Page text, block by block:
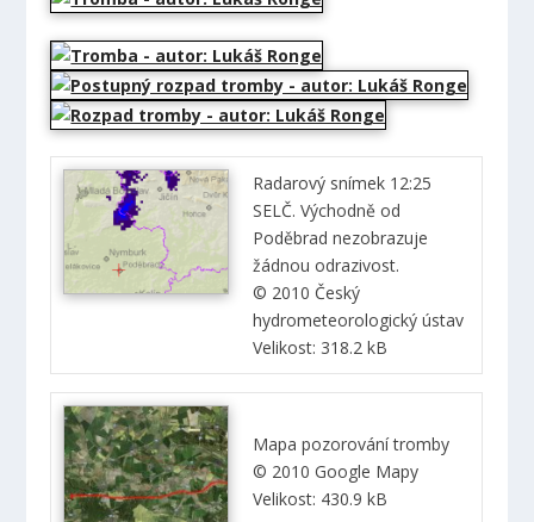
Radarový snímek 12:25
SELČ. Východně od
Poděbrad nezobrazuje
žádnou odrazivost.
© 2010 Český
hydrometeorologický ústav
Velikost: 318.2 kB
Mapa pozorování tromby
© 2010 Google Mapy
Velikost: 430.9 kB